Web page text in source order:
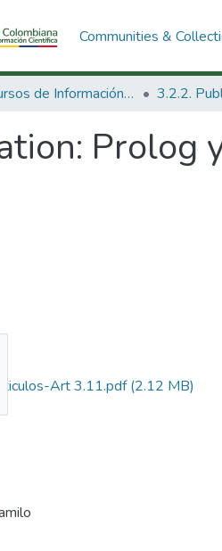
Communities &
3. Recursos de Información Científica y Tecnológica
Prolog
Art 3.11.pdf(2.12 MB)